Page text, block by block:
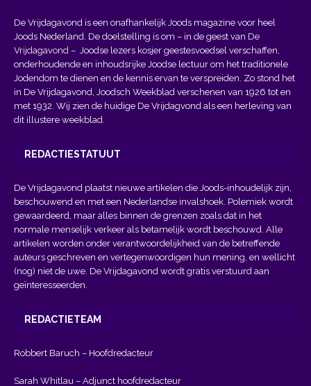
De Vrijdagavond is een onafhankelijk Joods magazine voor heel
Joods Nederland. De doelstelling is om – in de geest van De
Vrijdagavond – Joodse lezers kosjer geestesvoedsel verschaffen,
onderhoudende en inhoudsrijke Joodse lectuur om het traditionele
Jodendom te dienen en de kennis ervan te verspreiden. Zo stond het
in De Vrijdagavond, Joodsch Weekblad verschenen van 1926 tot en
met 1932. Wij zien de huidige De Vrijdagvond als een herleving van
dit illustere weekblad.
REDACTIESTATUUT
De Vrijdagavond plaatst nieuwe artikelen die Joods-inhoudelijk zijn,
beschouwend en met een Nederlandse invalshoek. Polemiek wordt
gewaardeerd, maar alles binnen de grenzen zoals dat in het
normale menselijk verkeer als betamelijk wordt beschouwd. Alle
artikelen worden onder verantwoordelijkheid van de betreffende
auteurs geschreven en vertegenwoordigen hun mening, en wellicht
(nog) niet de uwe. De Vrijdagavond wordt gratis verstuurd aan
geïnteresseerden.
REDACTIETEAM
Robbert Baruch – Hoofdredacteur
Sarah Whitlau – Adjunct hoofdredacteur